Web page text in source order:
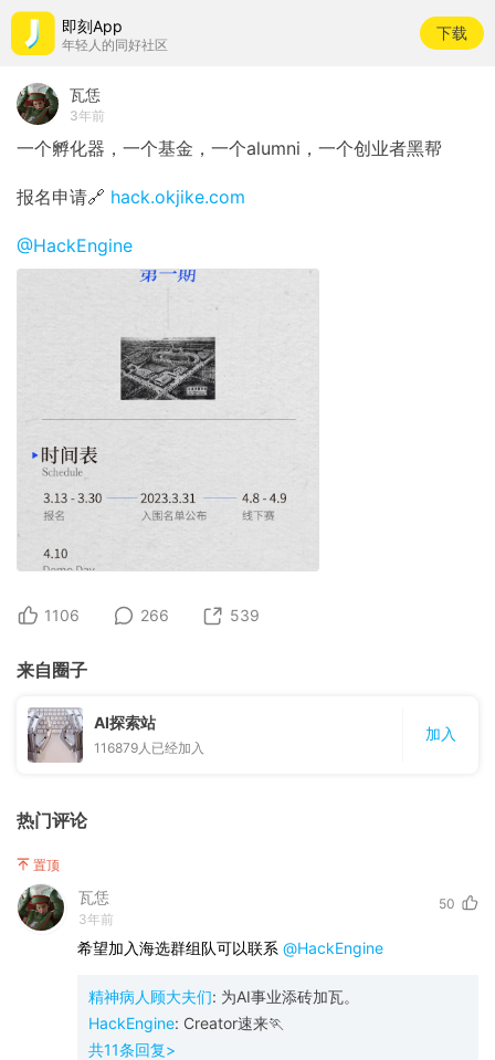
即刻App
年轻人的同好社区
下载
瓦恁
3年前
一个孵化器，一个基金，一个alumni，一个创业者黑帮
报名申请🔗 hack.okjike.com
@HackEngine
1106 266 539
来自圈子
AI探索站
116879人已经加入
加入
热门评论
置顶
瓦恁
3年前
50
希望加入海选群组队可以联系 @HackEngine
精神病人顾大夫们: 为AI事业添砖加瓦。
HackEngine: Creator速来🏃
共11条回复>